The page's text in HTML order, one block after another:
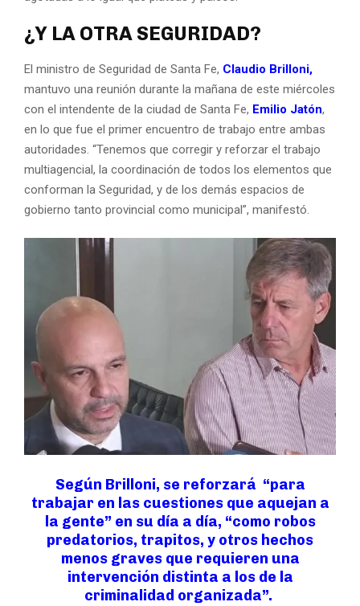
¿Y LA OTRA SEGURIDAD?
El ministro de Seguridad de Santa Fe, Claudio Brilloni,
mantuvo una reunión durante la mañana de este miércoles
con el intendente de la ciudad de Santa Fe, Emilio Jatón,
en lo que fue el primer encuentro de trabajo entre ambas
autoridades. “Tenemos que corregir y reforzar el trabajo
multiagencial, la coordinación de todos los elementos que
conforman la Seguridad, y de los demás espacios de
gobierno tanto provincial como municipal”, manifestó.
Según Brilloni, se reforzará “para
trabajar en las cuestiones que aquejan a
la gente” en su día a día, “como robos
predatorios, trapitos, y otros hechos
menos graves que requieren una
intervención distinta a los de la
criminalidad organizada”.